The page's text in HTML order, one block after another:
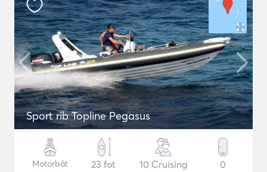
Sport rib Topline Pegasus
Motorbåt
23 fot
10 Cruising 0